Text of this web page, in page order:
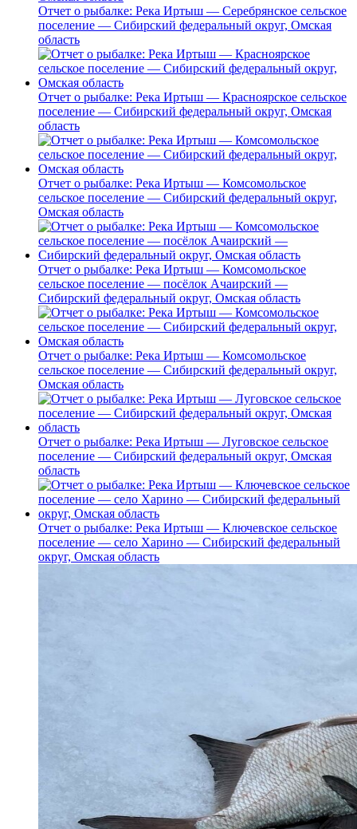
Отчет о рыбалке: Река Иртыш — Серебрянское сельское
поселение — Сибирский федеральный округ, Омская
область
Отчет о рыбалке: Река Иртыш — Красноярское сельское
поселение — Сибирский федеральный округ, Омская
область
Отчет о рыбалке: Река Иртыш — Комсомольское
сельское поселение — Сибирский федеральный округ,
Омская область
Отчет о рыбалке: Река Иртыш — Комсомольское
сельское поселение — посёлок Ачаирский —
Сибирский федеральный округ, Омская область
Отчет о рыбалке: Река Иртыш — Комсомольское
сельское поселение — Сибирский федеральный округ,
Омская область
Отчет о рыбалке: Река Иртыш — Луговское сельское
поселение — Сибирский федеральный округ, Омская
область
Отчет о рыбалке: Река Иртыш — Ключевское сельское
поселение — село Харино — Сибирский федеральный
округ, Омская область